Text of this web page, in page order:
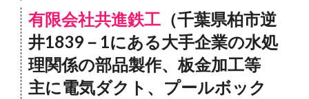
有限会社共進鉄工 （千葉県柏市逆
井1839－1にある大手企業の水処
理関係の部品製作、板金加工等
主に電気ダクト、プールボック